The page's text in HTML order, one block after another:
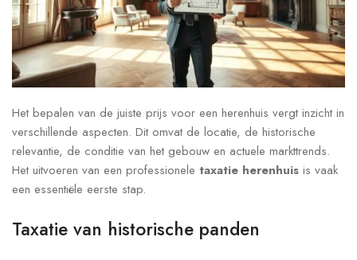
Het bepalen van de juiste prijs voor een herenhuis vergt inzicht in
verschillende aspecten. Dit omvat de locatie, de historische
relevantie, de conditie van het gebouw en actuele markttrends.
Het uitvoeren van een professionele taxatie herenhuis is vaak
een essentiële eerste stap.
Taxatie van historische panden